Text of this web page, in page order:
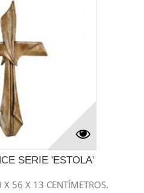
SERIE 'ESTOLA'
56 X 13 CENTÍMETROS.